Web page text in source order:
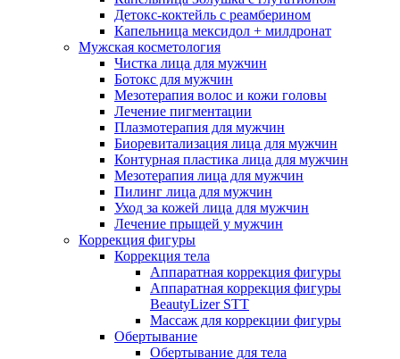
Детокс-коктейль с реамберином
Капельница мексидол + милдронат
Мужская косметология
Чистка лица для мужчин
Ботокс для мужчин
Мезотерапия волос и кожи головы
Лечение пигментации
Плазмотерапия для мужчин
Биоревитализация лица для мужчин
Контурная пластика лица для мужчин
Мезотерапия лица для мужчин
Пилинг лица для мужчин
Уход за кожей лица для мужчин
Лечение прыщей у мужчин
Коррекция фигуры
Коррекция тела
Аппаратная коррекция фигуры
Аппаратная коррекция фигуры
BeautyLizer STT
Массаж для коррекции фигуры
Обертывание
Обертывание для тела